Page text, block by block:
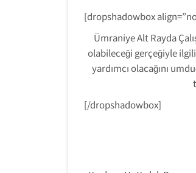
[dropshadowbox
Ümraniye Alt Rayda
olabileceği gerçeğiyle ilgili
yardımcı olacağını
[/dropshadowbox]